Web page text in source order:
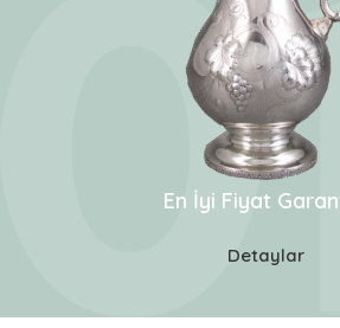
En İyi Fiyat
Detaylar